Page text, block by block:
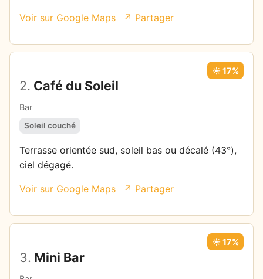
Voir sur Google Maps ↗ Partager
2. Café du Soleil
Bar
☀️ 17%
Soleil couché
Terrasse orientée sud, soleil bas ou décalé (43°),
ciel dégagé.
Voir sur Google Maps ↗ Partager
3. Mini Bar
☀️ 17%